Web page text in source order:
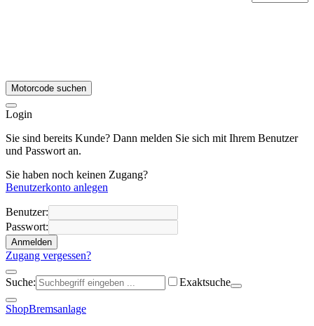
Motorcode suchen
Login
Sie sind bereits Kunde? Dann melden Sie sich mit Ihrem Benutzer
und Passwort an.
Sie haben noch keinen Zugang?
Benutzerkonto anlegen
Benutzer:
Passwort:
Anmelden
Zugang vergessen?
Suche: Exaktsuche
ShopBremsanlage